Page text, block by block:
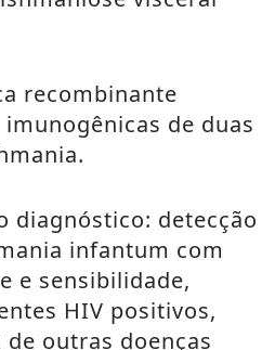
recombinante
de duas
diagnóstico: detecção
infantum com
e sensibilidade,
HIV positivos,
outras doenças